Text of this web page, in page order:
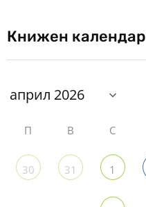
Книжен календар
П В С
30 31 1